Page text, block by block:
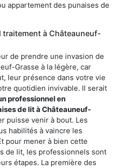
appartement des punaises de
traitement à Châteauneuf-
de prendre une invasion de
Grasse à la légère, car
leur présence dans votre vie
quotidien invivable. Il serait
professionnel en
de lit à Châteauneuf-
puisse venir à bout. Les
habilités à vaincre les
pour mener à bien cette
de lit, les professionnels sont
étapes. La première des